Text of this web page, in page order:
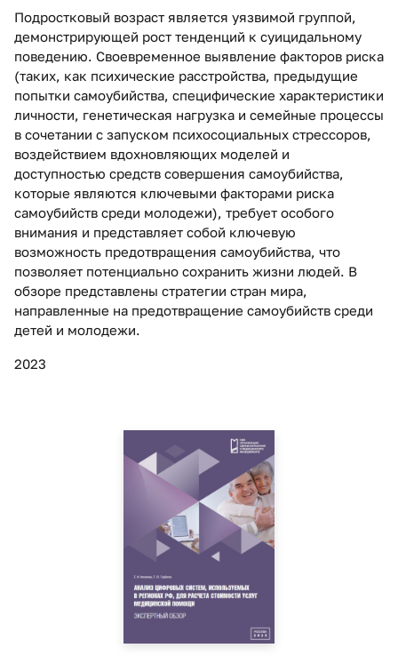
Подростковый возраст является уязвимой группой,
демонстрирующей рост тенденций к суицидальному
поведению. Своевременное выявление факторов риска
(таких, как психические расстройства, предыдущие
попытки самоубийства, специфические характеристики
личности, генетическая нагрузка и семейные процессы
в сочетании с запуском психосоциальных стрессоров,
воздействием вдохновляющих моделей и
доступностью средств совершения самоубийства,
которые являются ключевыми факторами риска
самоубийств среди молодежи), требует особого
внимания и представляет собой ключевую
возможность предотвращения самоубийства, что
позволяет потенциально сохранить жизни людей. В
обзоре представлены стратегии стран мира,
направленные на предотвращение самоубийств среди
детей и молодежи.
2023